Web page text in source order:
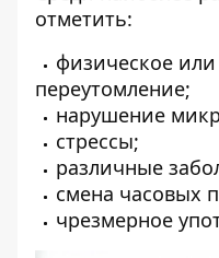
отметить:
физическое
переутомление;
нарушение
стрессы;
различные
смена часовых
чрезмерное